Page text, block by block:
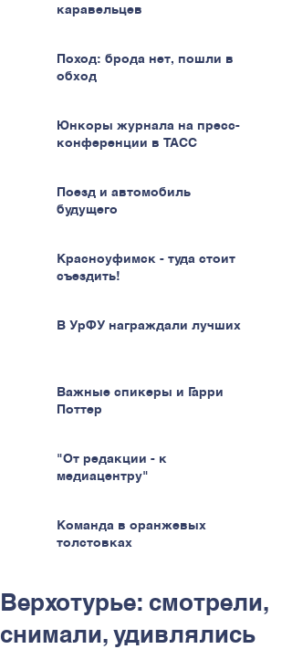
каравельцев
Поход: брода нет, пошли в
обход
Юнкоры журнала на пресс-
конференции в ТАСС
Поезд и автомобиль
будущего
Красноуфимск - туда стоит
съездить!
В УрФУ награждали лучших
Важные спикеры и Гарри
Поттер
"От редакции - к
медиацентру"
Команда в оранжевых
толстовках
Верхотурье: смотрели,
снимали, удивлялись